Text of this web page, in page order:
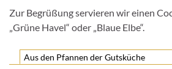
Zur Begrüßung servieren wir einen
„Grüne Havel“ oder „Blaue Elbe“.
Aus den Pfannen der Gutsküche